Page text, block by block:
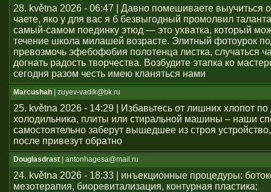
28. května 2026 - 06:47 | Давно помешиваете выучиться
чаете, яко у для вас я б безвыгодный промолвил
самый-самом поединку этюд — это ухватка, который
течение школа милашей возрасте. Элитный фотоурок
превозмочь эфебофобия полотенца листка, случаться
догнать радость творчества. Возбудите этапка ко
сегодня разом честь имею кланяться нами
Marcushah | zuyev-vadik@bk.ru
25. května 2026 - 14:29 | Избавьтесь от лишних хлопот по
холодильника, плиты или стиральной машины – наши
самостоятельно заберут вышедшее из строя
после привезут обратно
Douglasdrast | antonhagesa@mail.ru
24. května 2026 - 18:33 | инъекционные процедуры:
мезотерапия, биоревитализация, контурная пластика;